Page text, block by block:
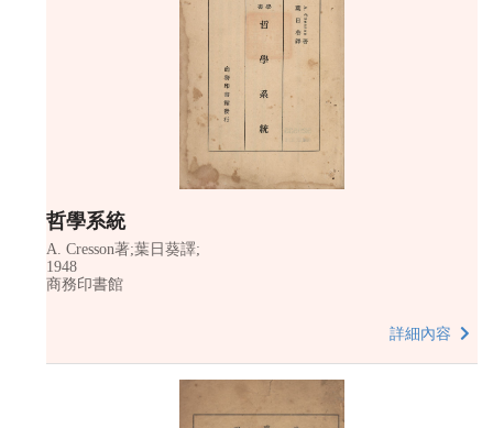
哲學系統
A. Cresson著;葉日葵譯;
1948
商務印書館
詳細內容